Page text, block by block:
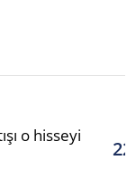
o hisseyi